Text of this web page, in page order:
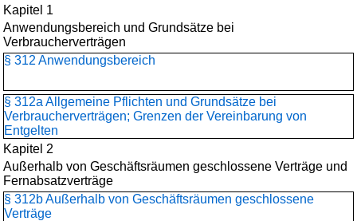
Kapitel 1
Anwendungsbereich und Grundsätze bei
Verbraucherverträgen
§ 312 Anwendungsbereich
§ 312a Allgemeine Pflichten und Grundsätze bei
Verbraucherverträgen; Grenzen der Vereinbarung von
Entgelten
Kapitel 2
Außerhalb von Geschäftsräumen geschlossene Verträge und
Fernabsatzverträge
§ 312b Außerhalb von Geschäftsräumen geschlossene
Verträge